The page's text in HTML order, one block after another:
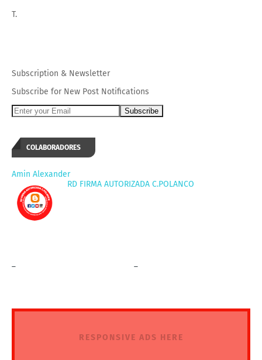
T.
Subscription & Newsletter
Subscribe for New Post Notifications
COLABORADORES
Amin Alexander
RD FIRMA AUTORIZADA C.POLANCO
RESPONSIVE ADS HERE